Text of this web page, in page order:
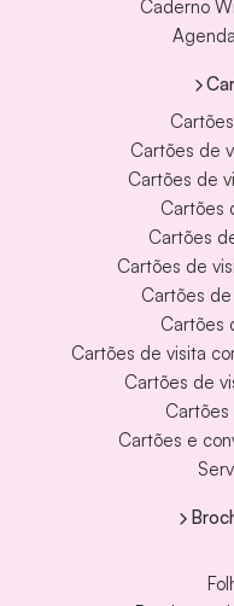
Caderno
Cartões de
Cartões de
Cartões
Cartões
Cartões de
Cartões
Cartões
Cartões de visita
Cartões de
Cartões e